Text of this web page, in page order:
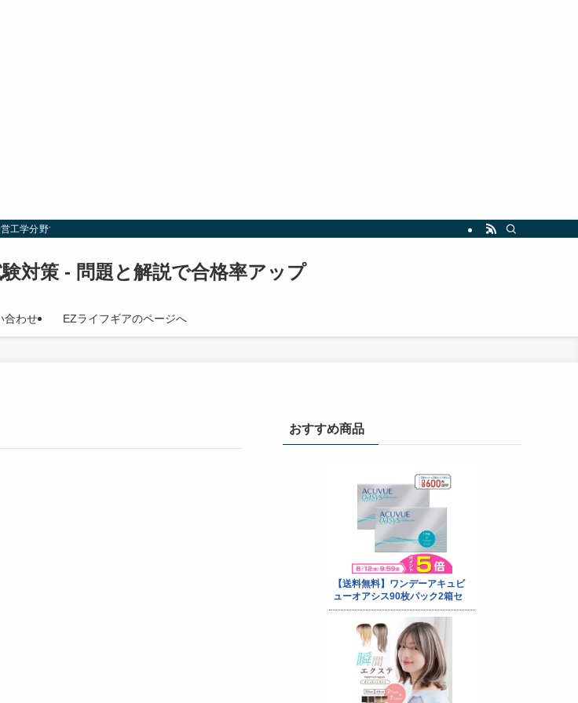
学分野での試験対策を効率的に行い、合格を目指しましょう。最新の試験情報や勉強法も随時更新中！
対策 - 問題と解説で合格率アップ
合わせ EZライフギアのページへ
おすすめ商品